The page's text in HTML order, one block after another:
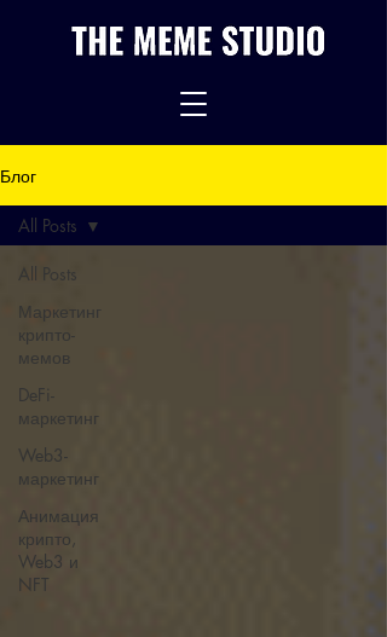
Блог
All Posts
Маркетинг
крипто-
мемов
DeFi-
маркетинг
Web3-
маркетинг
Анимация
крипто,
Web3 и
NFT
All Posts